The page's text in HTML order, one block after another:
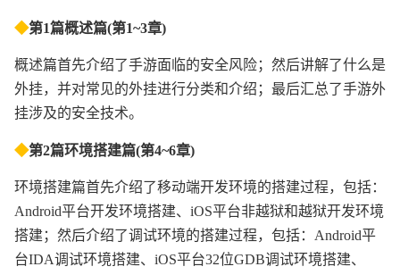
◆第1篇概述篇(第1~3章)
概述篇首先介绍了手游面临的安全风险；然后讲解了什么是
外挂，并对常见的外挂进行分类和介绍；最后汇总了手游外
挂涉及的安全技术。
◆第2篇环境搭建篇(第4~6章)
环境搭建篇首先介绍了移动端开发环境的搭建过程，包括：
Android平台开发环境搭建、iOS平台非越狱和越狱开发环境
搭建；然后介绍了调试环境的搭建过程，包括：Android平
台IDA调试环境搭建、iOS平台32位GDB调试环境搭建、